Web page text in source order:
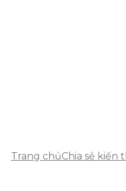
Trang chủChia sẻ kiến